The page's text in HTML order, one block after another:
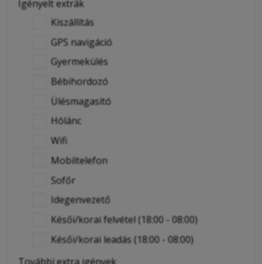
Igényelt extrák
Kiszállítás
GPS navigáció
Gyermekülés
Bébihordozó
Ülésmagasító
Hólánc
Wifi
Mobiltelefon
Sofőr
Idegenvezető
Késői/korai felvétel (18:00 - 08:00)
Késői/korai leadás (18:00 - 08:00)